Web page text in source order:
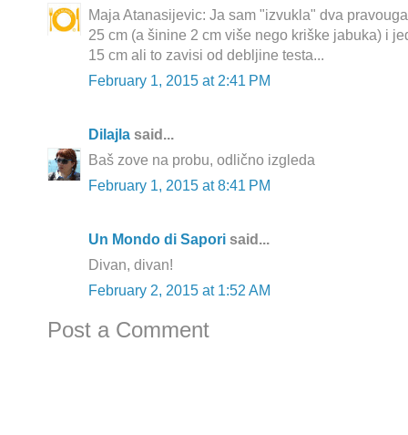
Maja Atanasijevic: Ja sam "izvukla" dva
25 cm (a šinine 2 cm više nego kriške jabuka) i
15 cm ali to zavisi od debljine testa...
February 1, 2015 at 2:41 PM
Dilajla said...
Baš zove na probu, odlično izgleda
February 1, 2015 at 8:41 PM
Un Mondo di Sapori said...
Divan, divan!
February 2, 2015 at 1:52 AM
Post a Comment